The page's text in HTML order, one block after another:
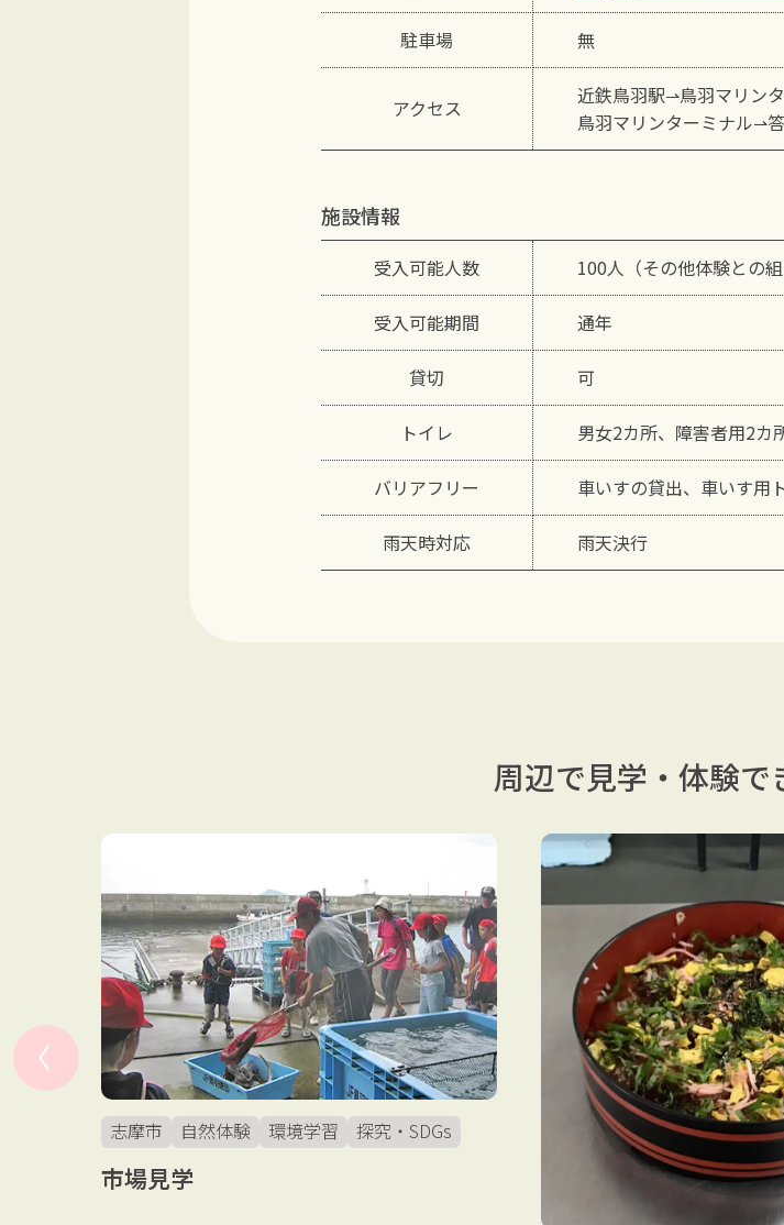
駐車場 無
アクセス
近鉄鳥羽駅⇀鳥羽マリン
鳥羽マリンターミナル⇀
施設情報
受入可能人数 100人（その他体験との
受入可能期間 通年
貸切 可
トイレ 男女2カ所、障害者用2カ
バリアフリー 車いすの貸出、車いす用
雨天時対応 雨天決行
周辺で見学・体験で
志摩市 自然体験 環境学習 探究・SDGs
市場見学